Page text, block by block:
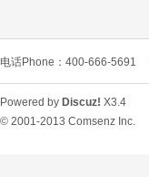
电话Phone：400-666-5691
Powered by Discuz! X3.4
© 2001-2013 Comsenz Inc.